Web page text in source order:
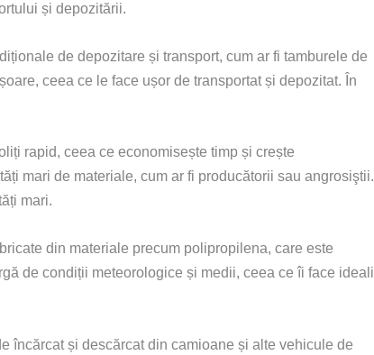
și depozitării.
de depozitare și transport, cum ar fi tamburele de
ceea ce le face ușor de transportat și depozitat. În
rapid, ceea ce economisește timp și crește
mari de materiale, cum ar fi producătorii sau angrosiştii.
mari.
din materiale precum polipropilena, care este
de condiții meteorologice și medii, ceea ce îi face ideali
încărcat și descărcat din camioane și alte vehicule de